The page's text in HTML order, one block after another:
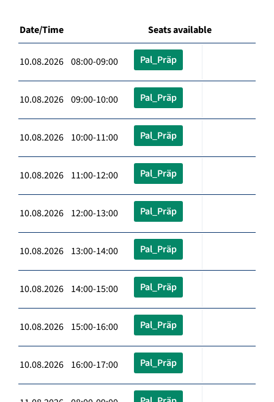
Date/Time Seats available
10.08.2026 08:00-09:00 Pal_Präp
10.08.2026 09:00-10:00 Pal_Präp
10.08.2026 10:00-11:00 Pal_Präp
10.08.2026 11:00-12:00 Pal_Präp
10.08.2026 12:00-13:00 Pal_Präp
10.08.2026 13:00-14:00 Pal_Präp
10.08.2026 14:00-15:00 Pal_Präp
10.08.2026 15:00-16:00 Pal_Präp
10.08.2026 16:00-17:00 Pal_Präp